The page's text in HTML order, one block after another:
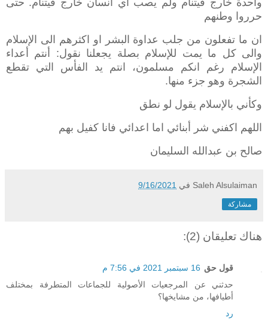
واحدة خارج فيتنام ولم يصب أي انسان خارج فيتنام. حتى
حرروا وطنهم
ان ما تفعلون من جلب عداوة البشر او اكثرهم الى الإسلام
والى كل ما يمت للإسلام بصلة يجعلنا نقول: أنتم أعداء
الإسلام رغم انكم مسلمون، انتم يد الفأس التي تقطع
الشجرة وهو جزء منها.
وكأني بالإسلام يقول لو نطق
اللهم اكفني شر أبنائي اما اعدائي فانا كفيل بهم
صالح بن عبدالله السليمان
Saleh Alsulaiman في 9/16/2021
مشاركة
هناك تعليقان (2):
قول حق 16 سبتمبر 2021 في 7:56 م
حدثني عن المرجعيات الأصولية للجماعات المتطرفة بمختلف
أطيافها، من مشايخها؟
رد